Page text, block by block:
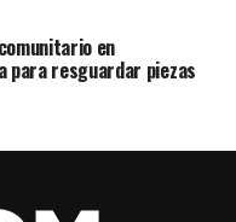
en
para resguardar piezas